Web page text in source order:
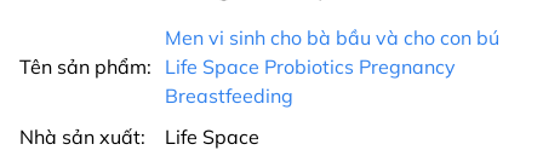
Tên sản phẩm:
Men vi sinh cho bà bầu và cho con bú
Life Space Probiotics Pregnancy
Breastfeeding
Nhà sản xuất:
Life Space